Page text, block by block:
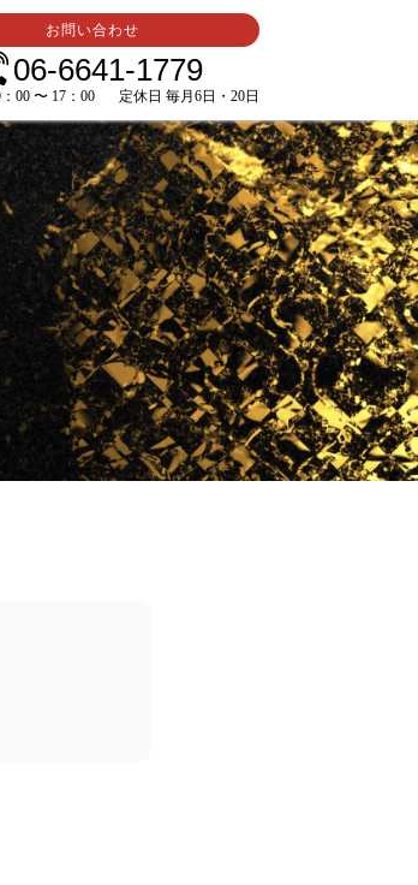
お問い合わせ
06-6641-1779
00 〜 17：00 定休日 毎月6日・20日